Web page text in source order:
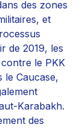
des zones
et
de 2019, les
le PKK
le Caucase,
Karabakh.
des